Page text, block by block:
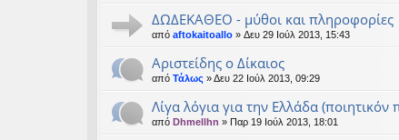
ΔΩΔΕΚΑΘΕΟ - μύθοι και πληροφορίες
από aftokaitoallo » Δευ 29 Ιούλ 2013, 15:43
Αριστείδης ο Δίκαιος
από Τάλως » Δευ 22 Ιούλ 2013, 09:29
Λίγα λόγια για την Ελλάδα
από Dhmellhn » Παρ 19 Ιούλ 2013, 18:01